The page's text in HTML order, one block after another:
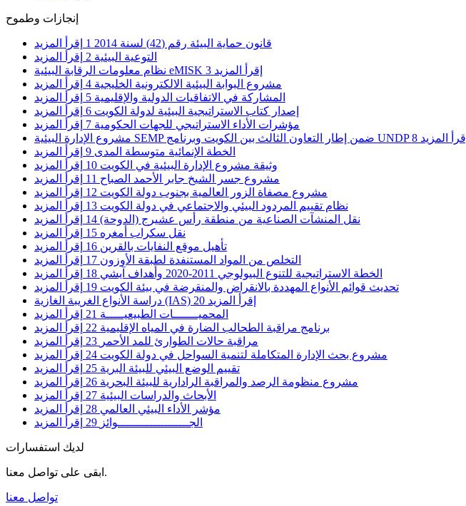
إنجازات وطموح
قانون حماية البيئة رقم (42) لسنة 2014 1 إقرأ المزيد
التوعية البيئية 2 إقرأ المزيد
نظام معلومات الرقابة البيئية eMISK 3 إقرأ المزيد
مشروع البوابة البيئية الالكترونية الخليجية 4 إقرأ المزيد
المشاركة في الاتفاقيات الدولية والإقليمية 5 إقرأ المزيد
إصدار كتاب الاستراتيجية البيئية لدولة الكويت 6 إقرأ المزيد
مؤشرات الأداء الاستراتيجي للجهات الحكومية 7 إقرأ المزيد
مشروع الإدارة البيئية SEMP ضمن إطار التعاون الثالث بين الكويت وبرنامج UNDP8 إقرأ المزيد
الخطة الإنمائية متوسطة المدى 9 إقرأ المزيد
وثيقة مشروع الإدارة البيئية في الكويت 10 إقرأ المزيد
مشروع جسر الشيخ جابر الأحمد الصباح 11 إقرأ المزيد
مشروع مصفاة الزور العالمية بجنوب دولة الكويت 12 إقرأ المزيد
نظام تقييم المردود البيئي والاجتماعي في دولة الكويت 13 إقرأ المزيد
نقل المنشآت الصناعية من منطقة رأس عشيرج (الدوحة) 14 إقرأ المزيد
نقل سكراب أمغره 15 إقرأ المزيد
تأهيل موقع النفايات بالقرين 16 إقرأ المزيد
التخلص من المواد المستنفدة لطبقة الأوزون 17 إقرأ المزيد
الخطة الاستراتيجية للتنوع البيولوجي 2011-2020 وأهداف آيشي
18 إقرأ المزيد
تحديث قوائم الأنواع المهددة بالانقراض والمنقرضة في بيئة الكويت 19 إقرأ المزيد
دراسة الأنواع الغريبة الغازية (IAS) 20 إقرأ المزيد
المحميـــــــات الطبيعيـــــة 21 إقرأ المزيد
برنامج مراقبة الطحالب الضارة في المياه الإقليمية 22 إقرأ المزيد
مراقبة حالات الطوارئ للمد الأحمر 23 إقرأ المزيد
مشروع بحث الإدارة المتكاملة لتنمية السواحل في دولة الكويت 24 إقرأ المزيد
تقييم الوضع البيئي للبيئة البرية 25 إقرأ المزيد
مشروع منظومة الرصد والمراقبة الرادارية للبيئة البحرية 26 إقرأ المزيد
الأبحاث والدراسات البيئية 27 إقرأ المزيد
مؤشر الأداء البيئي العالمي 28 إقرأ المزيد
الجــــــــــــــــــــوائز 29 إقرأ المزيد
لديك استفسارات
ابقى على تواصل معنا.
تواصل معنا